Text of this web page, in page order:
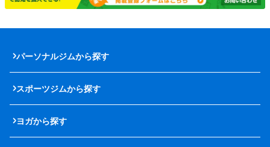
パーソナルジムから探す
スポーツジムから探す
ヨガから探す